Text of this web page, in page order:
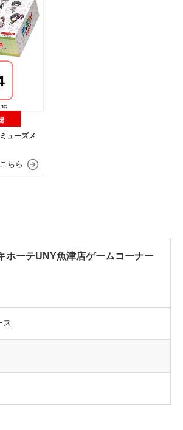
ューズメ
ホーテUNY魚津店ゲームコーナー
ス